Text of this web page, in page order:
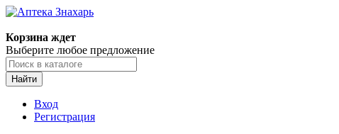
Корзина ждет
Выберите любое предложение
Найти
Вход
Регистрация